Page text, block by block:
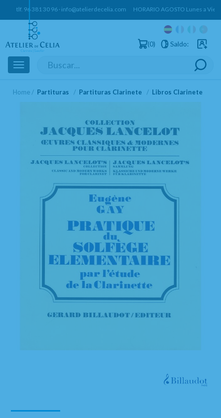
tlf. 96 381 30 96 · info@atelierdecelia.com HORARIO AGOSTO Lunes a
0 Saldo:
Toggle
navigation
Home Partituras Partituras Clarinete Libros Clarinete